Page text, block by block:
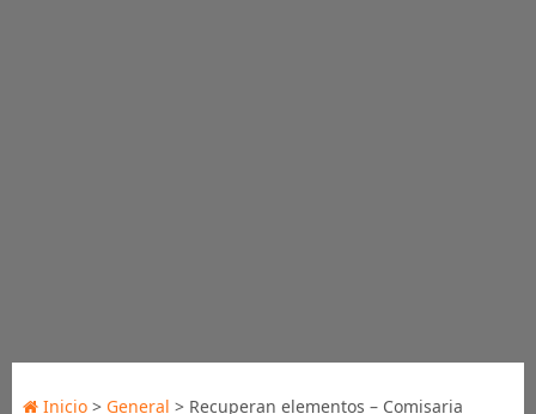
Inicio> General > Recuperan elementos – Comisaria